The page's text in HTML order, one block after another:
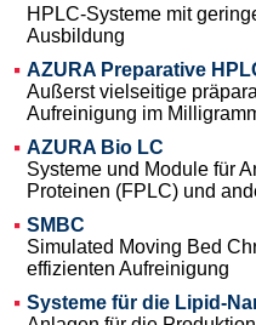
HPLC-Systeme mit
Ausbildung
AZURA Preparative
Außerst vielseitige
Aufreinigung im
AZURA Bio LC
Systeme und Module für
Proteinen (FPLC) und
SMBC
Simulated Moving Bed
effizienten Aufreinigung
Systeme für die Lipid-